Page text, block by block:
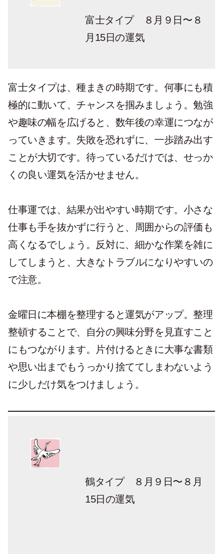
富士タイプ ８月９日〜８
月15日の運気
富士タイプは、種まきの時期です。何事にも積
極的に動いて、チャンスを掴みましょう。勉強
や趣味の幅を広げると、数年後の幸運につなが
っていきます。失敗を恐れずに、一歩踏み出す
ことが大切です。待っているだけでは、せっか
くの良い運気を活かせません。
仕事運では、結果が出やすい時期です。小さな
仕事も手を抜かずに行うと、周囲からの評価も
高くなるでしょう。反対に、細かな作業を雑に
してしまうと、大きなトラブルになりやすいの
で注意。
金曜日に本棚を整理すると運気がアップ。整理
整頓することで、自分の興味分野を見直すこと
にもつながります。片付けるときに大事な書類
や思い出までもうっかり捨ててしまわないよう
に少しだけ気をつけましょう。
鶴タイプ ８月９日〜８月
15日の運気